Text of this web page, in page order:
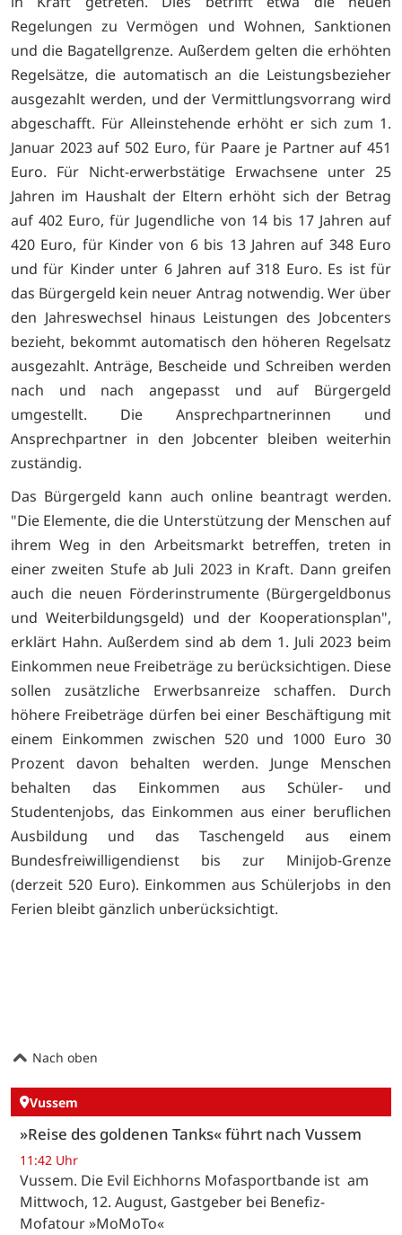
Regelungen zu Vermögen und Wohnen, Sanktionen
und die Bagatellgrenze. Außerdem gelten die erhöhten
Regelsätze, die automatisch an die Leistungsbezieher
ausgezahlt werden, und der Vermittlungsvorrang wird
abgeschafft. Für Alleinstehende erhöht er sich zum 1.
Januar 2023 auf 502 Euro, für Paare je Partner auf 451
Euro. Für Nicht-erwerbstätige Erwachsene unter 25
Jahren im Haushalt der Eltern erhöht sich der Betrag
auf 402 Euro, für Jugendliche von 14 bis 17 Jahren auf
420 Euro, für Kinder von 6 bis 13 Jahren auf 348 Euro
und für Kinder unter 6 Jahren auf 318 Euro. Es ist für
das Bürgergeld kein neuer Antrag notwendig. Wer über
den Jahreswechsel hinaus Leistungen des Jobcenters
bezieht, bekommt automatisch den höheren Regelsatz
ausgezahlt. Anträge, Bescheide und Schreiben werden
nach und nach angepasst und auf Bürgergeld
umgestellt. Die Ansprechpartnerinnen und
Ansprechpartner in den Jobcenter bleiben weiterhin
zuständig.
Das Bürgergeld kann auch online beantragt werden.
"Die Elemente, die die Unterstützung der Menschen auf
ihrem Weg in den Arbeitsmarkt betreffen, treten in
einer zweiten Stufe ab Juli 2023 in Kraft. Dann greifen
auch die neuen Förderinstrumente (Bürgergeldbonus
und Weiterbildungsgeld) und der Kooperationsplan",
erklärt Hahn. Außerdem sind ab dem 1. Juli 2023 beim
Einkommen neue Freibeträge zu berücksichtigen. Diese
sollen zusätzliche Erwerbsanreize schaffen. Durch
höhere Freibeträge dürfen bei einer Beschäftigung mit
einem Einkommen zwischen 520 und 1000 Euro 30
Prozent davon behalten werden. Junge Menschen
behalten das Einkommen aus Schüler- und
Studentenjobs, das Einkommen aus einer beruflichen
Ausbildung und das Taschengeld aus einem
Bundesfreiwilligendienst bis zur Minijob-Grenze
(derzeit 520 Euro). Einkommen aus Schülerjobs in den
Ferien bleibt gänzlich unberücksichtigt.
Nach oben
Vussem
»Reise des goldenen Tanks« führt nach Vussem
11:42 Uhr
Vussem. Die Evil Eichhorns Mofasportbande ist am
Mittwoch, 12. August, Gastgeber bei Benefiz-
Mofatour »MoMoTo«